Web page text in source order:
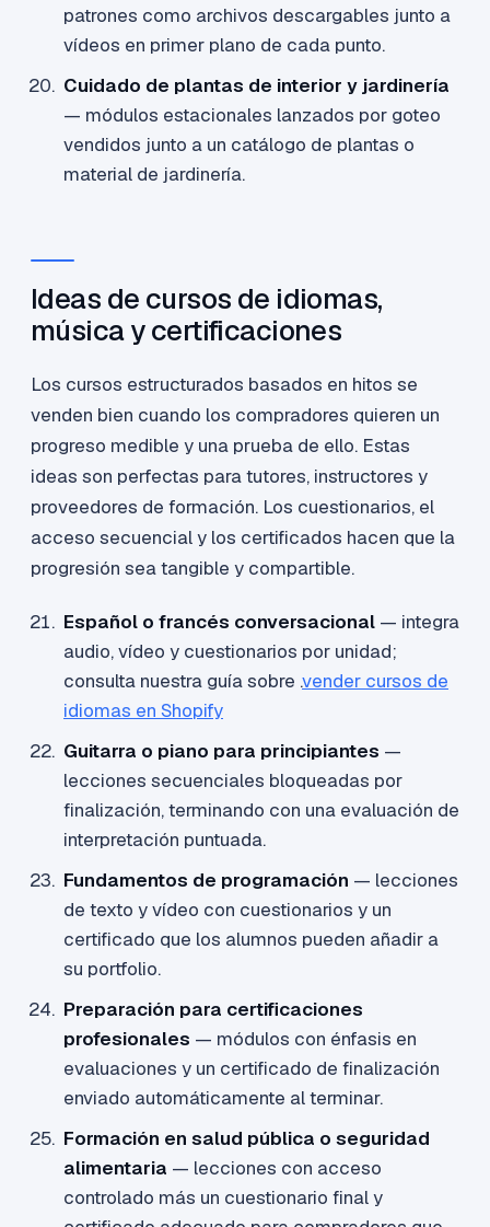
patrones como archivos descargables junto a
vídeos en primer plano de cada punto.
Cuidado de plantas de interior y jardinería
— módulos estacionales lanzados por goteo
vendidos junto a un catálogo de plantas o
material de jardinería.
Ideas de cursos de idiomas,
música y certificaciones
Los cursos estructurados basados en hitos se
venden bien cuando los compradores quieren un
progreso medible y una prueba de ello. Estas
ideas son perfectas para tutores, instructores y
proveedores de formación. Los cuestionarios, el
acceso secuencial y los certificados hacen que la
progresión sea tangible y compartible.
Español o francés conversacional — integra
audio, vídeo y cuestionarios por unidad;
consulta nuestra guía sobre .vender cursos de
idiomas en Shopify
Guitarra o piano para principiantes —
lecciones secuenciales bloqueadas por
finalización, terminando con una evaluación de
interpretación puntuada.
Fundamentos de programación — lecciones
de texto y vídeo con cuestionarios y un
certificado que los alumnos pueden añadir a
su portfolio.
Preparación para certificaciones
profesionales — módulos con énfasis en
evaluaciones y un certificado de finalización
enviado automáticamente al terminar.
Formación en salud pública o seguridad
alimentaria — lecciones con acceso
controlado más un cuestionario final y